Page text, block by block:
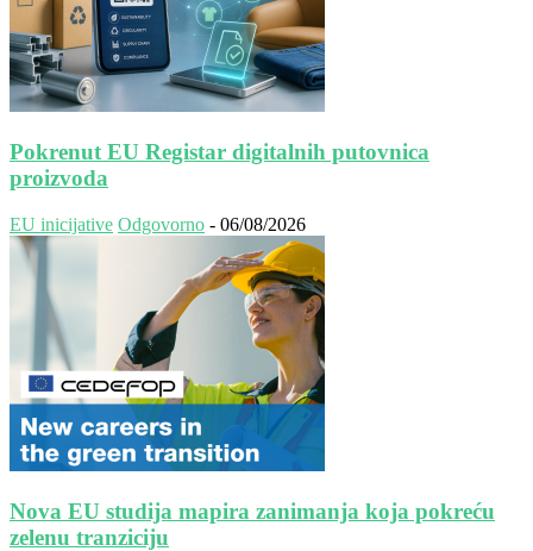
Pokrenut EU Registar digitalnih putovnica
proizvoda
EU inicijative Odgovorno - 06/08/2026
Nova EU studija mapira zanimanja koja pokreću
zelenu tranziciju